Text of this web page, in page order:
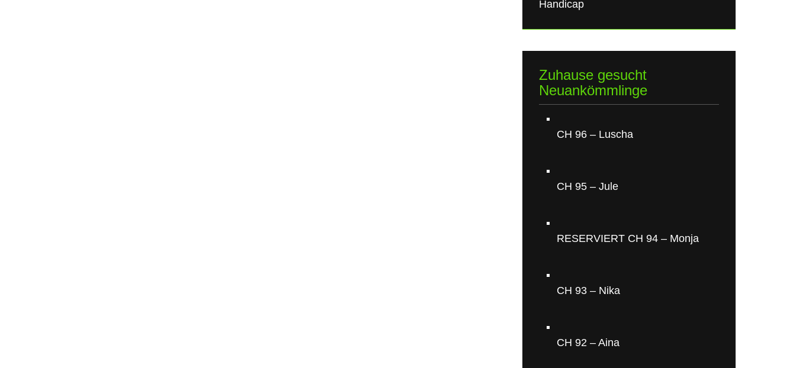
Handicap
Zuhause gesucht
Neuankömmlinge
CH 96 – Luscha
CH 95 – Jule
RESERVIERT CH 94 – Monja
CH 93 – Nika
CH 92 – Aina